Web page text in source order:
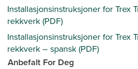
Installasjonsinstruksjoner for Trex
rekkverk (PDF)
Installasjonsinstruksjoner for Trex
rekkverk – spansk (PDF)
Anbefalt For Deg